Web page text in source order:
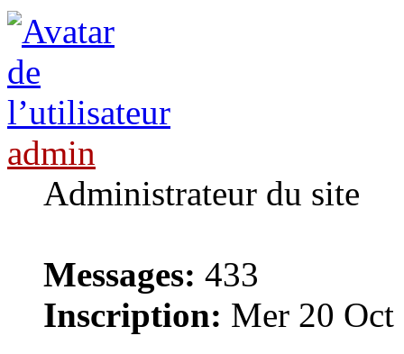
admin
Administrateur du site
Messages: 433
Inscription: Mer 20 Oct